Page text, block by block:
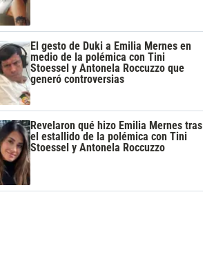
El gesto de Duki a Emilia Mernes en
medio de la polémica con Tini
Stoessel y Antonela Roccuzzo que
generó controversias
Revelaron qué hizo Emilia Mernes tras
el estallido de la polémica con Tini
Stoessel y Antonela Roccuzzo